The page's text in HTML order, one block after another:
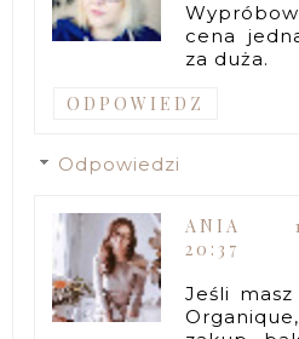
cena
za duża.
ODPOWIEDZ
Odpowiedzi
ANIA
20:37
Jeśli